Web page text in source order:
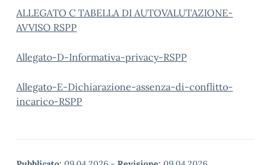
ALLEGATO C TABELLA DI AUTOVALUTAZIONE-
AVVISO RSPP
Allegato-D-Informativa-privacy-RSPP
Allegato-E-Dichiarazione-assenza-di-conflitto-
incarico-RSPP